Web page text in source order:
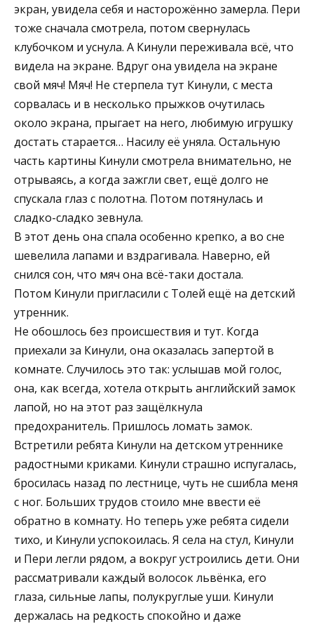
экран, увидела себя и насторожённо замерла. Пери
тоже сначала смотрела, потом свернулась
клубочком и уснула. А Кинули переживала всё, что
видела на экране. Вдруг она увидела на экране
свой мяч! Мяч! Не стерпела тут Кинули, с места
сорвалась и в несколько прыжков очутилась
около экрана, прыгает на него, любимую игрушку
достать старается… Насилу её уняла. Остальную
часть картины Кинули смотрела внимательно, не
отрываясь, а когда зажгли свет, ещё долго не
спускала глаз с полотна. Потом потянулась и
сладко-сладко зевнула.
В этот день она спала особенно крепко, а во сне
шевелила лапами и вздрагивала. Наверно, ей
снился сон, что мяч она всё-таки достала.
Потом Кинули пригласили с Толей ещё на детский
утренник.
Не обошлось без происшествия и тут. Когда
приехали за Кинули, она оказалась запертой в
комнате. Случилось это так: услышав мой голос,
она, как всегда, хотела открыть английский замок
лапой, но на этот раз защёлкнула
предохранитель. Пришлось ломать замок.
Встретили ребята Кинули на детском утреннике
радостными криками. Кинули страшно испугалась,
бросилась назад по лестнице, чуть не сшибла меня
с ног. Больших трудов стоило мне ввести её
обратно в комнату. Но теперь уже ребята сидели
тихо, и Кинули успокоилась. Я села на стул, Кинули
и Пери легли рядом, а вокруг устроились дети. Они
рассматривали каждый волосок львёнка, его
глаза, сильные лапы, полукруглые уши. Кинули
держалась на редкость спокойно и даже